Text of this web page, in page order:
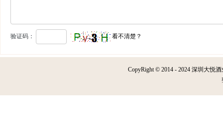
验证码： 看不清楚？
CopyRight © 2014 - 2024 深圳大悦